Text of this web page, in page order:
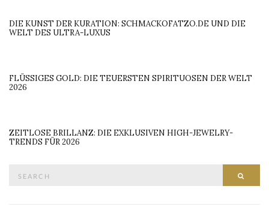
DIE KUNST DER KURATION: SCHMACKOFATZO.DE UND DIE
WELT DES ULTRA-LUXUS
FLÜSSIGES GOLD: DIE TEUERSTEN SPIRITUOSEN DER WELT
2026
ZEITLOSE BRILLANZ: DIE EXKLUSIVEN HIGH-JEWELRY-
TRENDS FÜR 2026